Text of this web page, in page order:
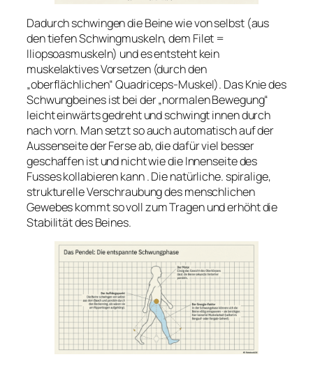
Dadurch schwingen die Beine wie von selbst (aus
den tiefen Schwingmuskeln, dem Filet =
Iliopsoasmuskeln) und es entsteht kein
muskelaktives Vorsetzen (durch den
„oberflächlichen“ Quadriceps-Muskel). Das Knie des
Schwungbeines ist bei der „normalen Bewegung“
leicht einwärts gedreht und schwingt innen durch
nach vorn. Man setzt so auch automatisch auf der
Aussenseite der Ferse ab, die dafür viel besser
geschaffen ist und nicht wie die Innenseite des
Fusses kollabieren kann . Die natürliche. spiralige,
strukturelle Verschraubung des menschlichen
Gewebes kommt so voll zum Tragen und erhöht die
Stabilität des Beines.